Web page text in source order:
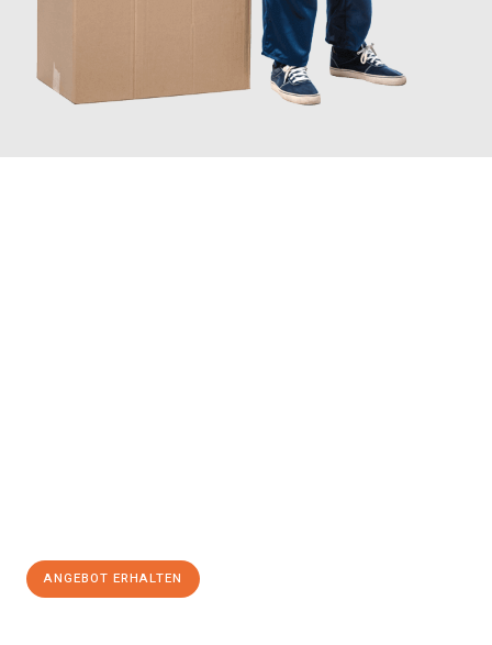
ANGEBOT ERHALTEN